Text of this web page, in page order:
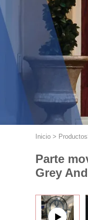
Inicio > Productos
Parte
Grey